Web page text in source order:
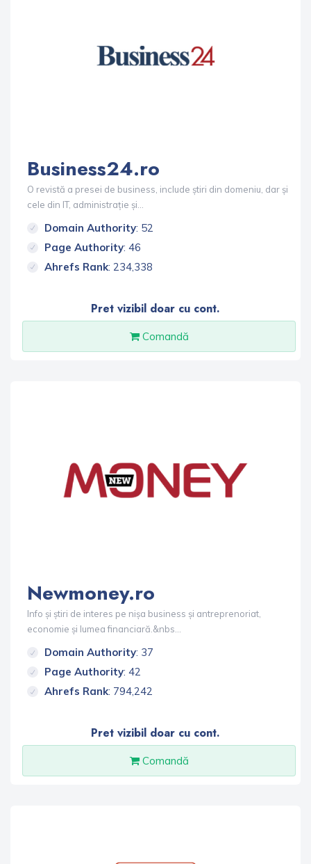
Business24.ro
O revistă a presei de business, include știri din domeniu, dar și
cele din IT, administrație și...
Domain Authority: 52
Page Authority: 46
Ahrefs Rank: 234,338
Pret vizibil doar cu cont.
Comandă
Newmoney.ro
Info și știri de interes pe nișa business și antreprenoriat,
economie și lumea financiară.&nbs...
Domain Authority: 37
Page Authority: 42
Ahrefs Rank: 794,242
Pret vizibil doar cu cont.
Comandă